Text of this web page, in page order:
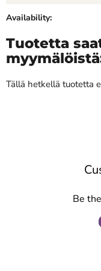
Availability:
Tuotetta
Tällä hetkellä tuotetta
Be